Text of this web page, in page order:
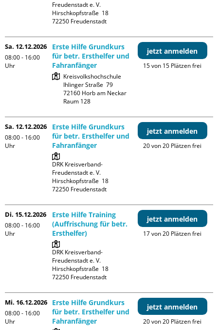
Freudenstadt e. V.
Hirschkopfstraße  18
Sa. 12.12.2026
08:00 - 16:00
Uhr
Erste Hilfe Grundkurs
für betr. Ersthelfer und
Fahranfänger
Kreisvolkshochschule
Ihlinger Straße  79
72160 Horb am Neckar
Raum 128
jetzt anmelden
15 von 15 Plätzen frei
Sa. 12.12.2026
08:00 - 16:00
Uhr
Erste Hilfe Grundkurs
für betr. Ersthelfer und
Fahranfänger
DRK Kreisverband-
Freudenstadt e. V.
Hirschkopfstraße  18
jetzt anmelden
20 von 20 Plätzen frei
Di. 15.12.2026
08:00 - 16:00
Uhr
Erste Hilfe Training
(Auffrischung für betr.
Ersthelfer)
DRK Kreisverband-
Freudenstadt e. V.
Hirschkopfstraße  18
jetzt anmelden
17 von 20 Plätzen frei
Mi. 16.12.2026
08:00 - 16:00
Uhr
Erste Hilfe Grundkurs
für betr. Ersthelfer und
Fahranfänger
jetzt anmelden
20 von 20 Plätzen frei